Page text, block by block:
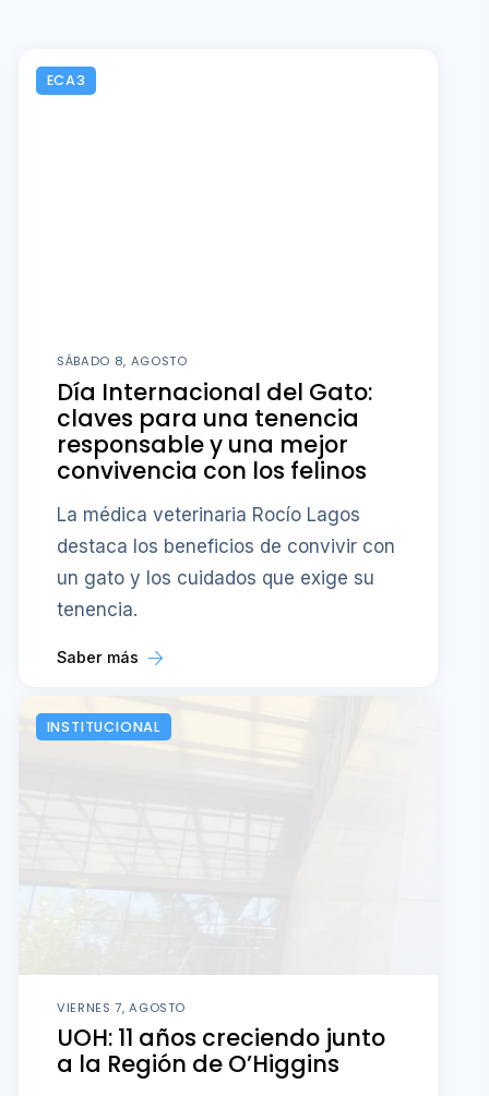
ECA3
SÁBADO 8, AGOSTO
Día Internacional del Gato:
claves para una tenencia
responsable y una mejor
convivencia con los felinos
La médica veterinaria Rocío Lagos
destaca los beneficios de convivir con
un gato y los cuidados que exige su
tenencia.
Saber más
INSTITUCIONAL
VIERNES 7, AGOSTO
UOH: 11 años creciendo junto
a la Región de O’Higgins